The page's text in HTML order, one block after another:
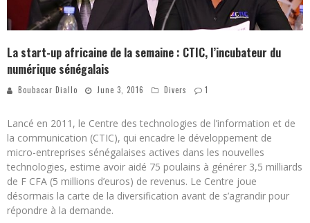
La start-up africaine de la semaine : CTIC, l’incubateur du
numérique sénégalais
Boubacar Diallo June 3, 2016 Divers 1
Lancé en 2011, le Centre des technologies de l’information et de
la communication (CTIC), qui encadre le développement de
micro-entreprises sénégalaises actives dans les nouvelles
technologies, estime avoir aidé 75 poulains à générer 3,5 milliards
de F CFA (5 millions d’euros) de revenus. Le Centre joue
désormais la carte de la diversification avant de s’agrandir pour
répondre à la demande.